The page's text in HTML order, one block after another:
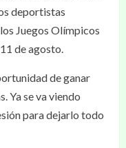
deportistas
Juegos Olímpicos
de agosto.
de ganar
Ya se va viendo
para dejarlo todo